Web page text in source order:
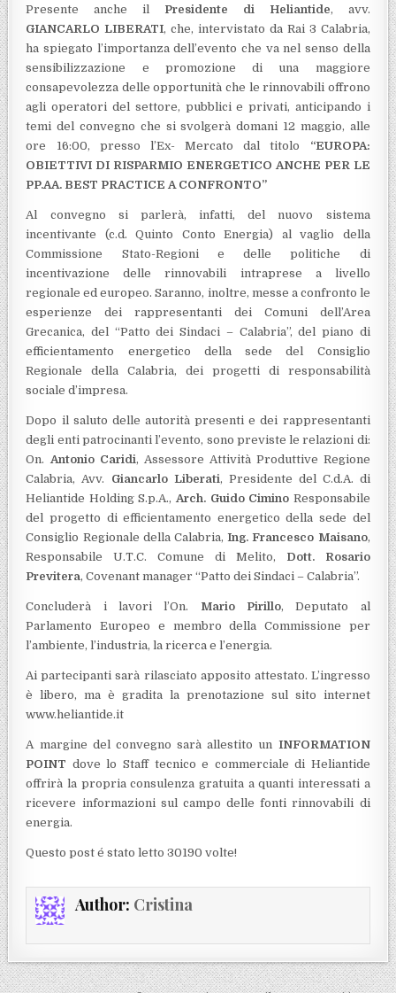
Presente anche il Presidente di Heliantide, avv.
GIANCARLO LIBERATI, che, intervistato da Rai 3 Calabria,
ha spiegato l’importanza dell’evento che va nel senso della
sensibilizzazione e promozione di una maggiore
consapevolezza delle opportunità che le rinnovabili offrono
agli operatori del settore, pubblici e privati, anticipando i
temi del convegno che si svolgerà domani 12 maggio, alle
ore 16:00, presso l’Ex- Mercato dal titolo “EUROPA:
OBIETTIVI DI RISPARMIO ENERGETICO ANCHE PER LE
PP.AA. BEST PRACTICE A CONFRONTO”
Al convegno si parlerà, infatti, del nuovo sistema
incentivante (c.d. Quinto Conto Energia) al vaglio della
Commissione Stato-Regioni e delle politiche di
incentivazione delle rinnovabili intraprese a livello
regionale ed europeo. Saranno, inoltre, messe a confronto le
esperienze dei rappresentanti dei Comuni dell’Area
Grecanica, del “Patto dei Sindaci – Calabria”, del piano di
efficientamento energetico della sede del Consiglio
Regionale della Calabria, dei progetti di responsabilità
sociale d’impresa.
Dopo il saluto delle autorità presenti e dei rappresentanti
degli enti patrocinanti l’evento, sono previste le relazioni di:
On. Antonio Caridi, Assessore Attività Produttive Regione
Calabria, Avv. Giancarlo Liberati, Presidente del C.d.A. di
Heliantide Holding S.p.A., Arch. Guido Cimino Responsabile
del progetto di efficientamento energetico della sede del
Consiglio Regionale della Calabria,Ing. Francesco Maisano,
Responsabile U.T.C. Comune di Melito, Dott. Rosario
Previtera, Covenant manager “Patto dei Sindaci – Calabria”.
Concluderà i lavori l’On. Mario Pirillo, Deputato al
Parlamento Europeo e membro della Commissione per
l’ambiente, l’industria, la ricerca e l’energia.
Ai partecipanti sarà rilasciato apposito attestato. L’ingresso
è libero, ma è gradita la prenotazione sul sito internet
www.heliantide.it
A margine del convegno sarà allestito un INFORMATION
POINT dove lo Staff tecnico e commerciale di Heliantide
offrirà la propria consulenza gratuita a quanti interessati a
ricevere informazioni sul campo delle fonti rinnovabili di
energia.
Questo post é stato letto 30190 volte!
Author: Cristina